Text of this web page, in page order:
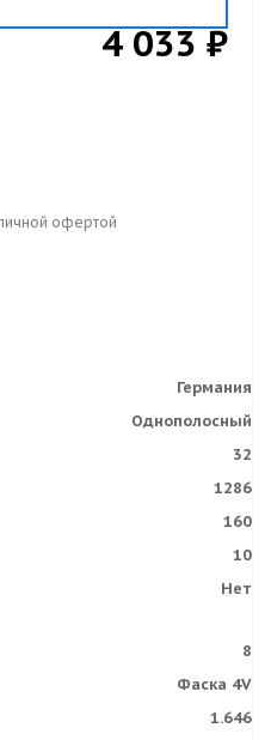
4 033 ₽
офертой
Германия
Однополосный
32
1286
160
10
Нет
8
Фаска 4V
1.646